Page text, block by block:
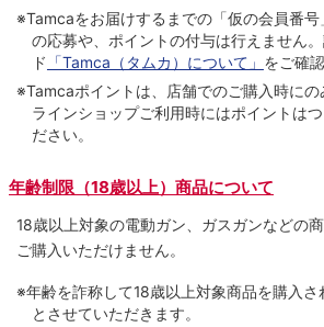
※Tamcaをお届けするまでの「仮の会員番
の応募や、ポイントの付与は⾏えません
ド 「Tamca（タムカ）について」 をご確
※Tamcaポイントは、店舗でのご購⼊時に
ラインショップご利用時にはポイントは
ださい。
年齢制限（18歳以上）商品について
18歳以上対象の電動ガン、ガスガンなどの
ご購入いただけません。
※年齢を詐称して18歳以上対象商品を購入さ
とさせていただきます。